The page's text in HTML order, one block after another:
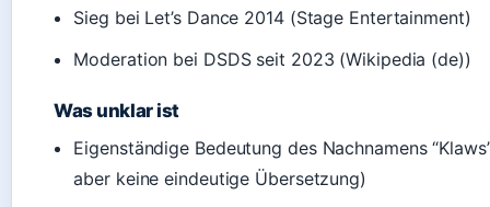
Sieg bei Let’s Dance 2014 (Stage Entertainment)
Moderation bei DSDS seit 2023 (Wikipedia (de))
Was unklar ist
Eigenständige Bedeutung des Nachnamens
aber keine eindeutige Übersetzung)